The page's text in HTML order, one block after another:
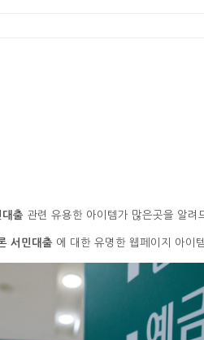
대출 관련 유용한 아이템가 많은곳을 알려
서민대출 에 대한 유명한 웹페이지 아이